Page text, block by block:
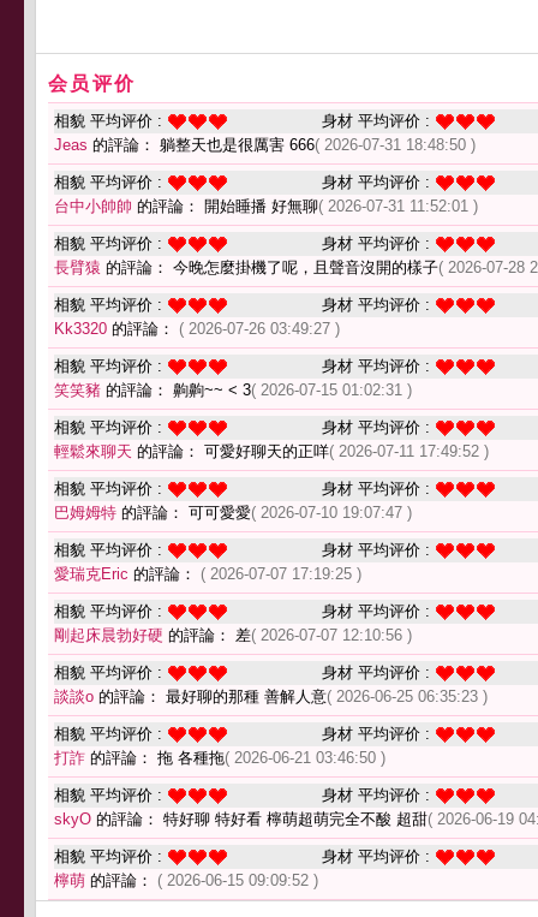
会员评价
相貌 平均评价 :
身材 平均评价 :
Jeas 的評論： 躺整天也是很厲害 666( 2026-07-31 18:48:50 )
相貌 平均评价 :
身材 平均评价 :
台中小帥帥 的評論： 開始睡播 好無聊( 2026-07-31 11:52:01 )
相貌 平均评价 :
身材 平均评价 :
長臂猿 的評論： 今晚怎麼掛機了呢，且聲音沒開的樣子( 2026-07-28
相貌 平均评价 :
身材 平均评价 :
Kk3320 的評論： ( 2026-07-26 03:49:27 )
相貌 平均评价 :
身材 平均评价 :
笑笑豬 的評論： 齁齁~~ < 3( 2026-07-15 01:02:31 )
相貌 平均评价 :
身材 平均评价 :
輕鬆來聊天 的評論： 可愛好聊天的正咩( 2026-07-11 17:49:52 )
相貌 平均评价 :
身材 平均评价 :
巴姆姆特 的評論： 可可愛愛( 2026-07-10 19:07:47 )
相貌 平均评价 :
身材 平均评价 :
愛瑞克Eric 的評論： ( 2026-07-07 17:19:25 )
相貌 平均评价 :
身材 平均评价 :
剛起床晨勃好硬 的評論： 差( 2026-07-07 12:10:56 )
相貌 平均评价 :
身材 平均评价 :
談談o 的評論： 最好聊的那種 善解人意( 2026-06-25 06:35:23 )
相貌 平均评价 :
身材 平均评价 :
打詐 的評論： 拖 各種拖( 2026-06-21 03:46:50 )
相貌 平均评价 :
身材 平均评价 :
skyO 的評論： 特好聊 特好看 檸萌超萌完全不酸 超甜( 2026-06-19
相貌 平均评价 :
身材 平均评价 :
檸萌 的評論： ( 2026-06-15 09:09:52 )